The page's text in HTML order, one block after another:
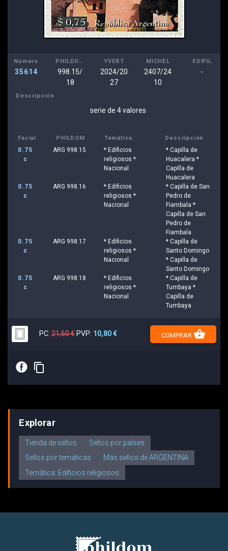
Número
35614
PHILDOM
998.15/
18
YVERT
2024/20
27
MICHEL
2407/24
10
EDIFIL
-
Descripción
serie de 4 valores
Facial PHILDOM Temática Descripción
0.75
c
ARG 998.15
* Edificios
religiosos *
Nacional
* Capilla de
Huacalera *
Capilla de
Huacalera
0.75
c
ARG 998.16
* Edificios
religiosos *
Nacional
* Capilla de San
Pedro de
Fiambala *
Capilla de San
Pedro de
Fiambala
0.75
c
ARG 998.17
* Edificios
religiosos *
Nacional
* Capilla de
Santo Domingo
* Capilla de
Santo Domingo
0.75
c
ARG 998.18
* Edificios
religiosos *
Nacional
* Capilla de
Tumbaya *
Capilla de
Tumbaya
PC: 21,60 € PVP: 10,80 € COMPRAR shopping_basket
E content_copy
Explorar
Tienda de sellos
Sellos por países
Sellos por temáticas
Más sellos de ARGENTINA
Temática: Edificios religiosos